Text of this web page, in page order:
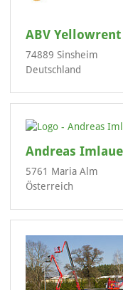
ABV Yellowrent
74889 Sinsheim
Deutschland
Andreas
5761 Maria Alm
Österreich